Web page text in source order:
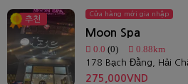
추천
Cửa hàng mới gia nhập
Moon Spa
0.0 (0) 0.88km
178 Bạch Đằng, Hải
275,000VND